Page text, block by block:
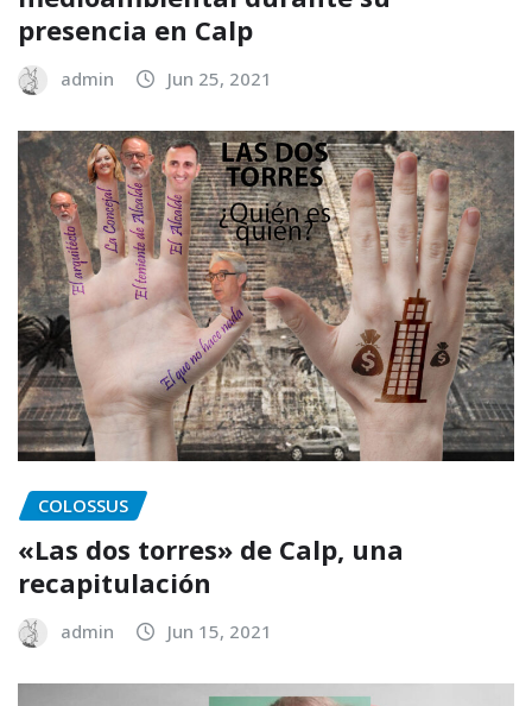
presencia en Calp
admin Jun 25, 2021
COLOSSUS
«Las dos torres» de Calp, una
recapitulación
admin Jun 15, 2021